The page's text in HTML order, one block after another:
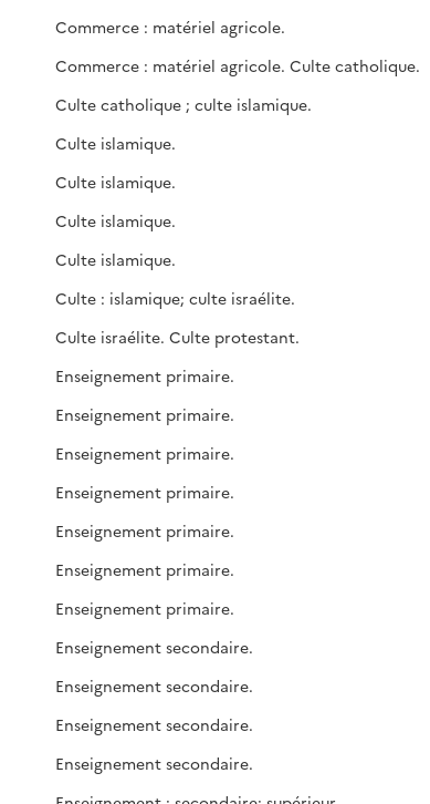
Commerce : matériel agricole.
Commerce : matériel agricole. Culte catholique.
Culte catholique ; culte islamique.
Culte islamique.
Culte islamique.
Culte islamique.
Culte islamique.
Culte : islamique; culte israélite.
Culte israélite. Culte protestant.
Enseignement primaire.
Enseignement primaire.
Enseignement primaire.
Enseignement primaire.
Enseignement primaire.
Enseignement primaire.
Enseignement primaire.
Enseignement secondaire.
Enseignement secondaire.
Enseignement secondaire.
Enseignement secondaire.